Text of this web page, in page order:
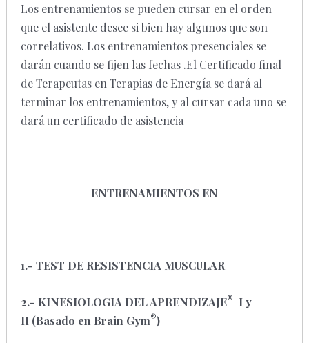
Los entrenamientos se pueden cursar en el orden
que el asistente desee si bien hay algunos que son
correlativos. Los entrenamientos presenciales se
darán cuando se fijen las fechas .El Certificado final
de Terapeutas en Terapias de Energía se dará al
terminar los entrenamientos, y al cursar cada uno se
dará un certificado de asistencia
ENTRENAMIENTOS EN
1.- TEST DE RESISTENCIA MUSCULAR
2.- KINESIOLOGIA DEL APRENDIZAJE®
I y
II (Basado en Brain Gym®)